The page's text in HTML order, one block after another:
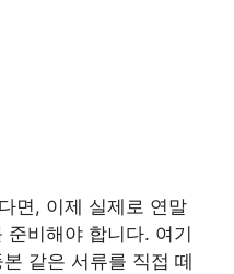
면, 이제 실제로 연말
비해야 합니다. 여기
같은 서류를 직접 떼